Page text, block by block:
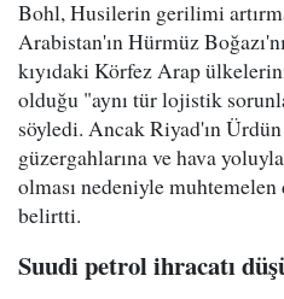
Bohl, Husilerin gerilimi
Arabistan'ın Hürmüz
kıyıdaki Körfez Arap
olduğu "aynı tür lojistik
söyledi. Ancak Riyad'ın
güzergahlarına ve hava
olması nedeniyle muhtemelen
belirtti.
Suudi petrol ihracatı